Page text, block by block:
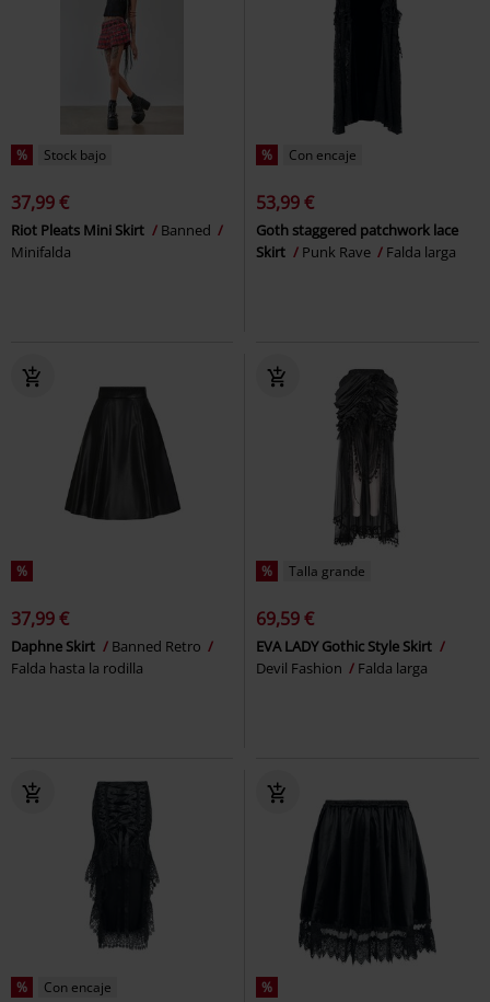
% Stock bajo
37,99 €
Riot Pleats Mini Skirt
Banned
Minifalda
% Con encaje
53,99 €
Goth staggered patchwork lace
Skirt
Punk Rave Falda larga
%
37,99 €
Daphne Skirt
Banned Retro
Falda hasta la rodilla
% Talla grande
69,59 €
EVA LADY Gothic Style Skirt
Devil Fashion
Falda larga
% Con encaje %